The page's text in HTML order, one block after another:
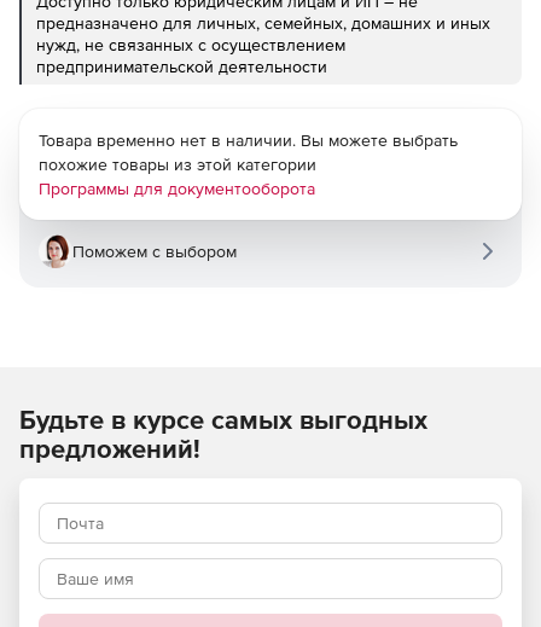
предназначено для личных, семейных, домашних и иных
нужд, не связанных с осуществлением
предпринимательской деятельности
Товара временно нет в наличии. Вы можете выбрать
похожие товары из этой категории
Программы для документооборота
Поможем с выбором
Будьте в курсе самых выгодных
предложений!